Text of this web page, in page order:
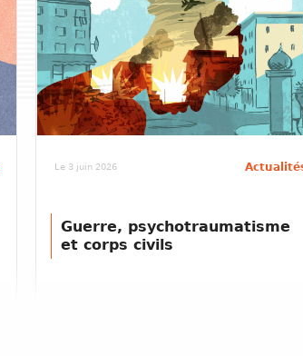
Le 3 juin 2026
Guerre, psychotraumatisme
et corps civils